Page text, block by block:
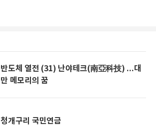
반도체 열전 (31) 난야테크(南亞科技) ...대
만 메모리의 꿈
청개구리 국민연금